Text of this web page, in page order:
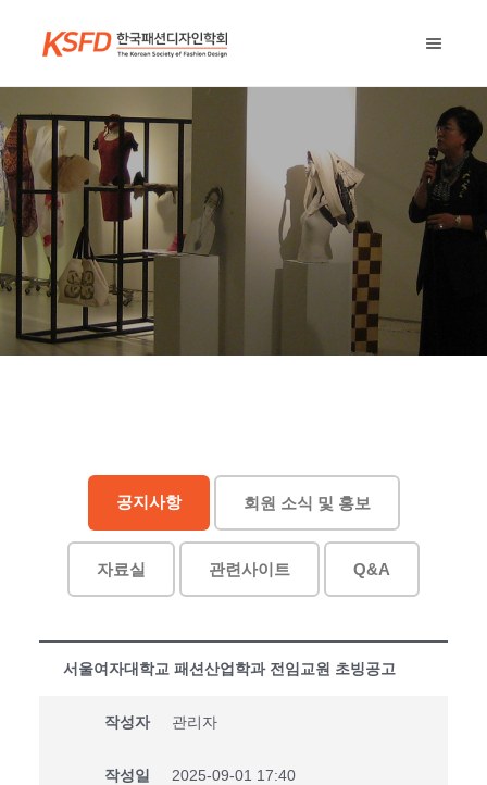
공지사항 회원 소식 및 홍보
자료실 관련사이트 Q&A
서울여자대학교 패션산업학과 전임교원 초빙공고
작성자 관리자
작성일 2025-09-01 17:40